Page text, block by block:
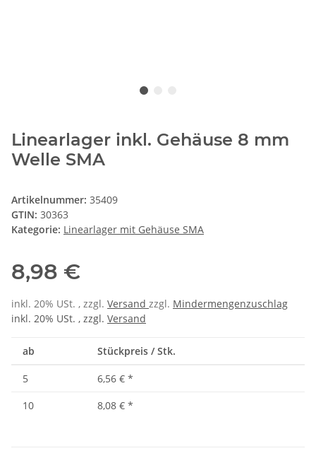
Linearlager inkl. Gehäuse 8 mm
Welle SMA
Artikelnummer: 35409
GTIN: 30363
Kategorie: Linearlager mit Gehäuse SMA
8,98 €
inkl. 20% USt. , zzgl. Versand zzgl. Mindermengenzuschlag
inkl. 20% USt. , zzgl. Versand
ab Stückpreis / Stk.
5 6,56 € *
10
8,08 € *